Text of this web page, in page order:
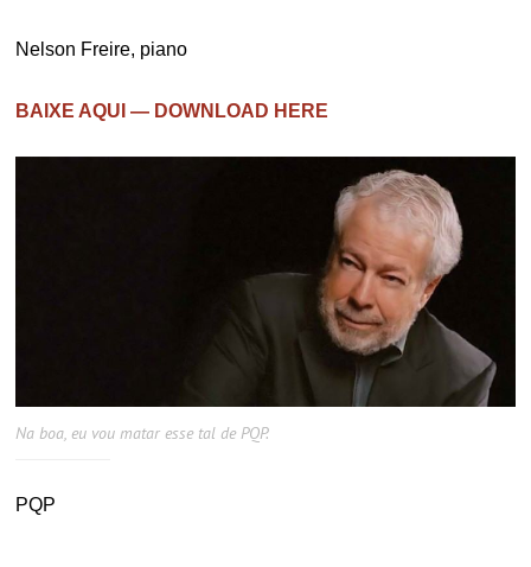
Nelson Freire, piano
BAIXE AQUI — DOWNLOAD HERE
Na boa, eu vou matar esse tal de PQP.
PQP